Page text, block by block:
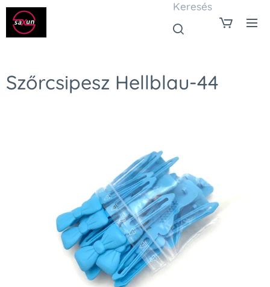
Keresés
Szőrcsipesz Hellblau-44